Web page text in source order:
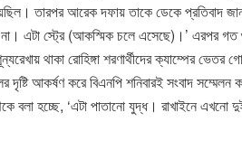
তারপর আরেক দফায় তাকে ডেকে প্রতিবাদ
না। এটা স্ট্রে (আকস্মিক চলে এসেছে)।’ এরপর গত
থাকা রোহিঙ্গা শরণার্থীদের ক্যাম্পের
আকর্ষণ করে বিএনপি শনিবারই সংবাদ সম্মেলন
বলা হচ্ছে, ‘এটা পাতানো যুদ্ধ। রাখাইনে এখনো